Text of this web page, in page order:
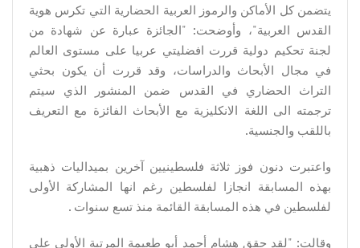
يتضمن كل الأماكن والرموز العربية الحضارية التي تكرس هوية
القدس العربية"، وأوضحت: "الجائزة عبارة عن شهادة من
لجنة تحكيم دولية قررت افضليتي عربيا على مستوى العالم
في مجال الأبحاث والدراسات، وقد قررت أن يكون بحثي
التراث الحضاري في القدس ضمن المنشور الذي سيتم
ترجمته الى اللغة الانكليزية مع الأبحاث الفائزة مع التعريف
باللقب والجنسية.
واعتبرت دنون فوز ثلاثة فلسطينيين آخرين بميداليات ذهبية
بهذه المسابقة انجازا لفلسطين رغم انها المشاركة الأولى
لفلسطين في هذه المسابقة القائمة منذ تسع سنوات .
وقالت: "لقد حقق هشام أحمد أبو طعيمة المرتبة الأولى على